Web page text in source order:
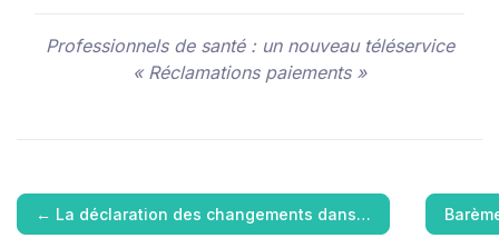
Professionnels de santé : un nouveau téléservice
« Réclamations paiements »
← La déclaration des changements dans…